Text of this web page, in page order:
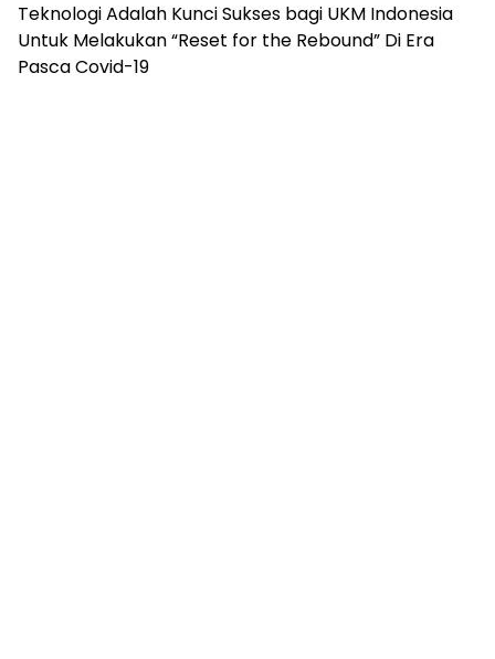
Teknologi Adalah Kunci Sukses bagi UKM Indonesia
Untuk Melakukan “Reset for the Rebound” Di Era
Pasca Covid-19